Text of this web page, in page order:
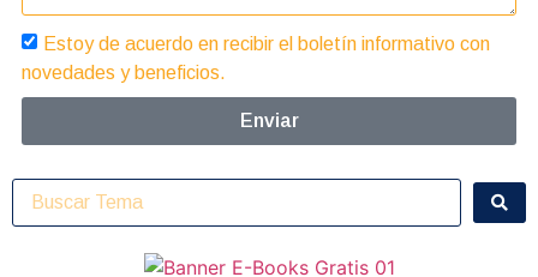
Estoy de acuerdo en recibir el boletín informativo con
novedades y beneficios.
Enviar